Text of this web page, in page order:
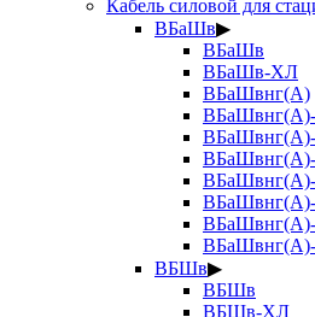
Кабель силовой для
ВБаШв▶
ВБаШв
ВБаШв-ХЛ
ВБаШвнг(А)
ВБШв▶
ВБШв
ВБШв-ХЛ